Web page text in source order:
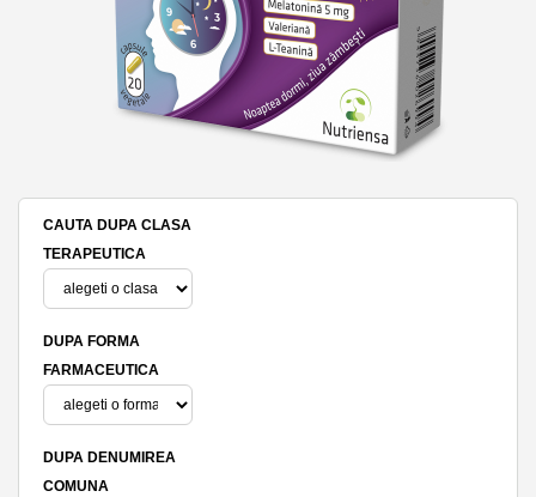
CAUTA DUPA CLASA
TERAPEUTICA
DUPA FORMA
FARMACEUTICA
DUPA DENUMIREA
COMUNA